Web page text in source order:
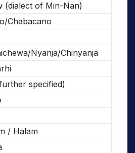
(dialect of Min-Nan)
Chabacano
Nyanja/Chinyanja
specified)
/ Halam